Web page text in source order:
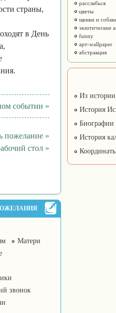
страны,
в День
событии »
пожелание »
стол »
Матери
звонок
расслабься
цветы
щенки и
экзотические
funny
арт-wallpaper
абстракция
Из
История
Биографии
История